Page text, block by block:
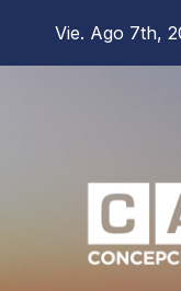
Vie. Ago 7th,